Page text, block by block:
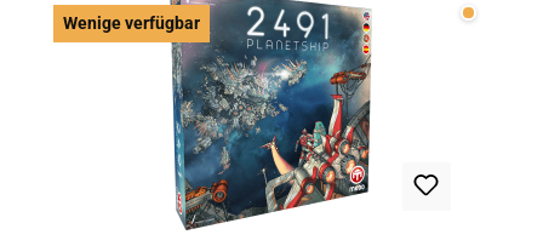
Wenige verfügbar Wenige